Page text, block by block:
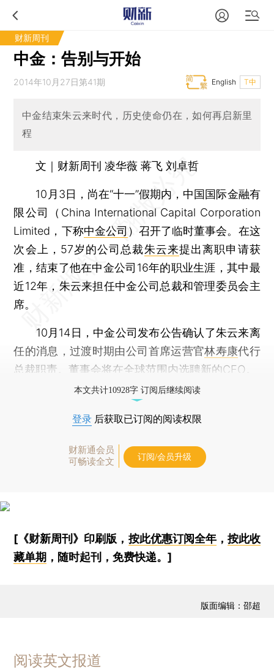
财新周刊
中金：告别与开始
2014年10月27日第41期 T中
English
中金结束朱云来时代，历史使命仍在，如何再启新里
程
文｜财新周刊 凌华薇 蒋飞 刘卓哲
10月3日，尚在“十一”假期内，中国国际金融有
限公司（China International Capital Corporation
Limited，下称中金公司 ）召开了临时董事会。在这
次会上，57岁的公司总裁朱云来提出离职申请获
准，结束了他在中金公司16年的职业生涯，其中最
近12年，朱云来担任中金公司总裁和管理委员会主
席。
10月14日，中金公司发布公告确认了朱云来离
任的消息，过渡时期由公司首席运营官林寿康代行
总裁职责。董事会将在全球范围内选聘新的CEO。
本文共计10928字 订阅后继续阅读
登录 后获取已订阅的阅读权限
财新通会员
可畅读全文
订阅/会员升级
[《财新周刊》印刷版， 按此优惠订阅全年， 按此收
藏单期 ，随时起刊，免费快递。]
版面编辑：邵超
阅读英文报道